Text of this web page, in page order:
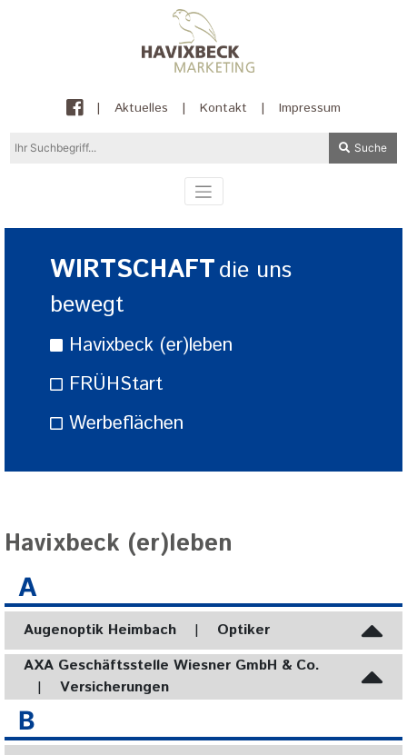
| Aktuelles | Kontakt | Impressum
Suche
WIRTSCHAFTdie uns
bewegt
Havixbeck (er)leben
FRÜHStart
Werbeflächen
Havixbeck (er)leben
A
Augenoptik Heimbach |
Optiker
AXA Geschäftsstelle Wiesner GmbH & Co.
|
Versicherungen
B